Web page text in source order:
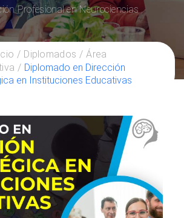
Profesional en Neurociencias
Diplomados
Área
Diplomado en Dirección
en Instituciones Educativas